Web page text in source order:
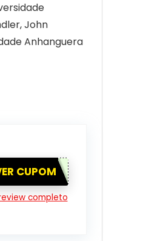
John
Anhanguera
CUPOM
completo